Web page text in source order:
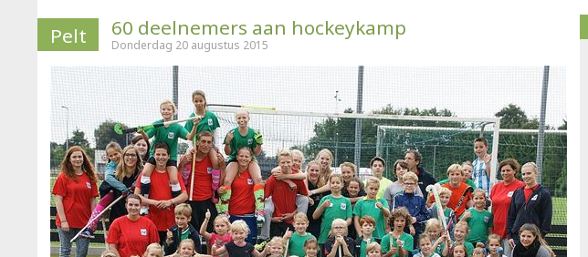
Pelt 60 deelnemers aan hockeykamp
Donderdag 20 augustus 2015